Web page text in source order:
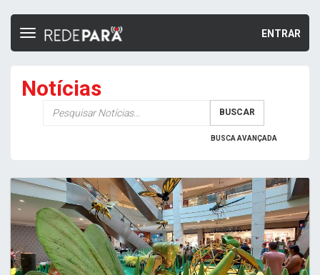
ENTRAR
Toggle
Notícias
BUSCAR
BUSCA AVANÇADA